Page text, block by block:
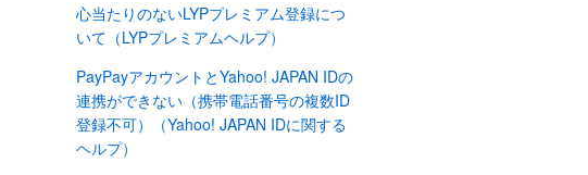
心当たりのないLYPプレミアム登録につ
いて（LYPプレミアムヘルプ）
PayPayアカウントとYahoo! JAPAN IDの
連携ができない（携帯電話番号の複数ID
登録不可）（Yahoo! JAPAN IDに関する
ヘルプ）